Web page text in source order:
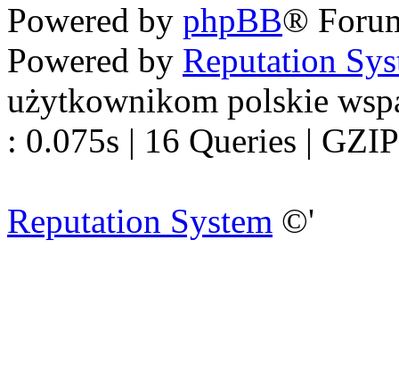
Powered by phpBB®
Powered by Reputation
użytkownikom polskie
: 0.075s | 16 Queries |
Reputation System ©'